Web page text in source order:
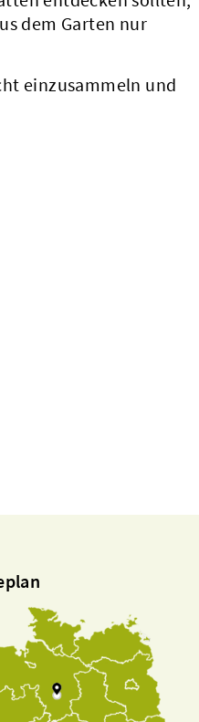
dem Garten nur
einzusammeln und